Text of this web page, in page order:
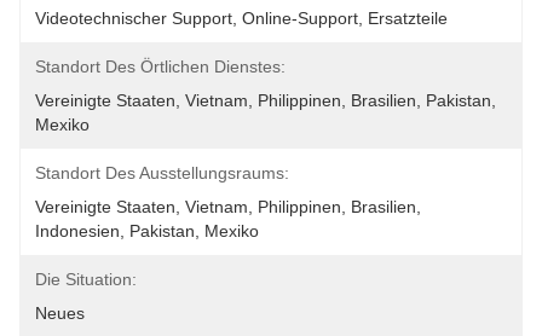
Videotechnischer Support, Online-Support, Ersatzteile
Standort Des Örtlichen Dienstes:
Vereinigte Staaten, Vietnam, Philippinen, Brasilien, Pakistan,
Mexiko
Standort Des Ausstellungsraums:
Vereinigte Staaten, Vietnam, Philippinen, Brasilien,
Indonesien, Pakistan, Mexiko
Die Situation:
Neues